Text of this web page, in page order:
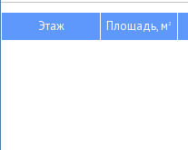
Этаж Площадь, м2